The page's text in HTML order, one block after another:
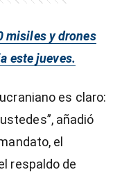
misiles y drones
este jueves.
es claro:
añadió
el
respaldo de